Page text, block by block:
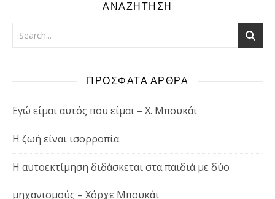
ΑΝΑΖΗΤΗΣΗ
ΠΡΟΣΦΑΤΑ ΑΡΘΡΑ
Εγώ είμαι αυτός που είμαι – Χ. Μπουκάι
Η ζωή είναι ισορροπία
Η αυτοεκτίμηση διδάσκεται στα παιδιά με δύο
μηχανισμούς – Χόρχε Μπουκάι